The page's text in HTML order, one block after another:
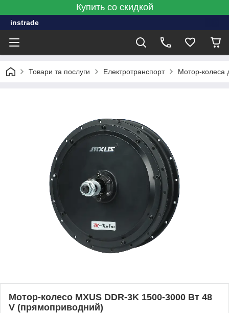
Купить со скидкой
instrade
Товари та послуги Електротранспорт Мотор-колеса
Мотор-колесо MXUS DDR-3K 1500-3000 Вт 48
V (прямоприводний)